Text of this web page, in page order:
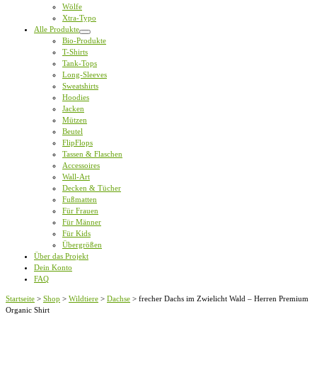
Wölfe
Xtra-Typo
Alle Produkte
Bio-Produkte
T-Shirts
Tank-Tops
Long-Sleeves
Sweatshirts
Hoodies
Jacken
Mützen
Beutel
FlipFlops
Tassen & Flaschen
Accessoires
Wall-Art
Decken & Tücher
Fußmatten
Für Frauen
Für Männer
Für Kids
Übergrößen
Über das Projekt
Dein Konto
FAQ
Startseite > Shop > Wildtiere > Dachse > frecher Dachs im Zwielicht Wald – Herren Premium
Organic Shirt